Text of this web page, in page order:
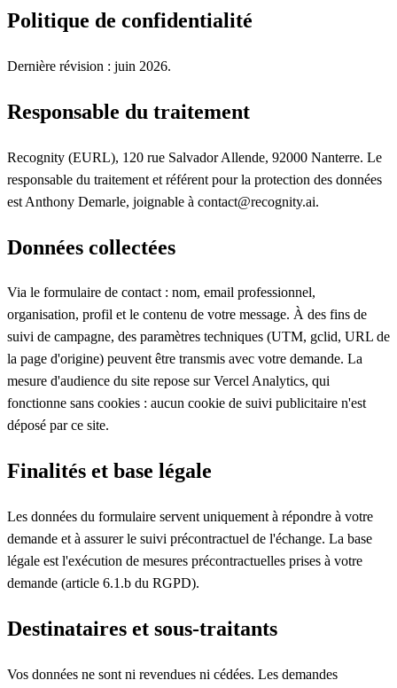
Politique de confidentialité
Dernière révision : juin 2026.
Responsable du traitement
Recognity (EURL), 120 rue Salvador Allende, 92000 Nanterre. Le
responsable du traitement et référent pour la protection des données
est Anthony Demarle, joignable à contact@recognity.ai.
Données collectées
Via le formulaire de contact : nom, email professionnel,
organisation, profil et le contenu de votre message. À des fins de
suivi de campagne, des paramètres techniques (UTM, gclid, URL de
la page d'origine) peuvent être transmis avec votre demande. La
mesure d'audience du site repose sur Vercel Analytics, qui
fonctionne sans cookies : aucun cookie de suivi publicitaire n'est
déposé par ce site.
Finalités et base légale
Les données du formulaire servent uniquement à répondre à votre
demande et à assurer le suivi précontractuel de l'échange. La base
légale est l'exécution de mesures précontractuelles prises à votre
demande (article 6.1.b du RGPD).
Destinataires et sous-traitants
Vos données ne sont ni revendues ni cédées. Les demandes